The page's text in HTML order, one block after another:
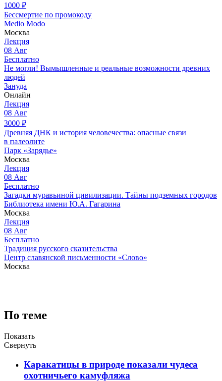
1000 ₽
Бессмертие по промокоду
Medio Modo
Москва
Лекция
08 Авг
Бесплатно
Не могли! Вымышленные и реальные возможности древних
людей
Зануда
Онлайн
Лекция
08 Авг
3000 ₽
Древняя ДНК и история человечества: опасные связи
в палеолите
Парк «Зарядье»
Москва
Лекция
08 Авг
Бесплатно
Загадки муравьиной цивилизации. Тайны подземных городов
Библиотека имени Ю.А. Гагарина
Москва
Лекция
08 Авг
Бесплатно
Традиция русского сказительства
Центр славянской письменности «Слово»
Москва
По теме
Показать
Свернуть
Каракатицы в природе показали чудеса
охотничьего камуфляжа